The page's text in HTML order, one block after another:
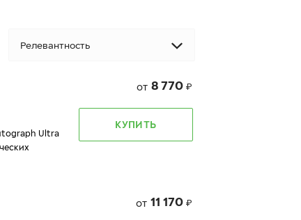
Релевантность
Ultra
от 8 770 ₽
КУПИТЬ
от 11 170 ₽